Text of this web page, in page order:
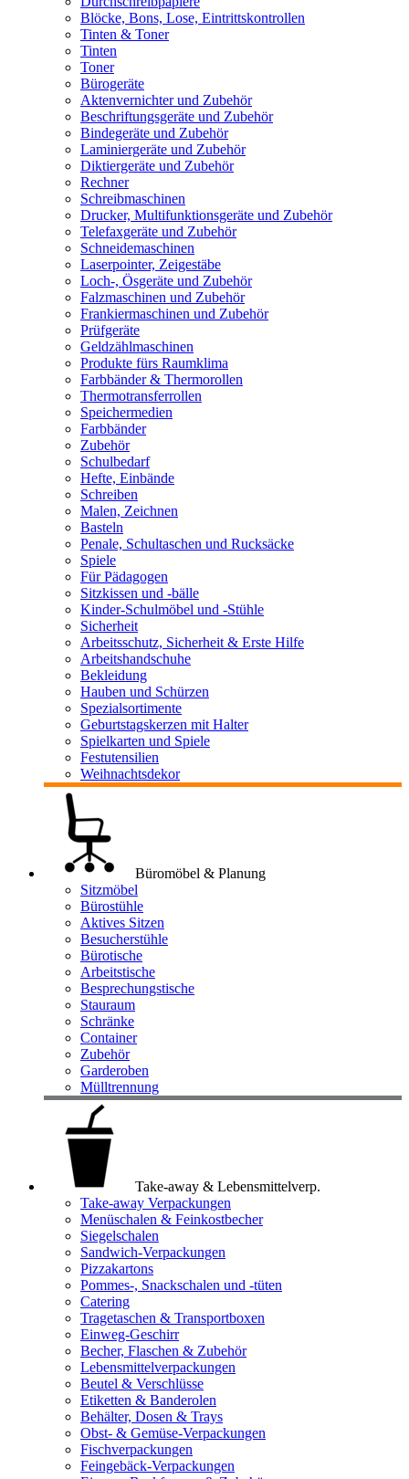
Blöcke, Bons, Lose, Eintrittskontrollen
Tinten & Toner
Tinten
Toner
Bürogeräte
Aktenvernichter und Zubehör
Beschriftungsgeräte und Zubehör
Bindegeräte und Zubehör
Laminiergeräte und Zubehör
Diktiergeräte und Zubehör
Rechner
Schreibmaschinen
Drucker, Multifunktionsgeräte und Zubehör
Telefaxgeräte und Zubehör
Schneidemaschinen
Laserpointer, Zeigestäbe
Loch-, Ösgeräte und Zubehör
Falzmaschinen und Zubehör
Frankiermaschinen und Zubehör
Prüfgeräte
Geldzählmaschinen
Produkte fürs Raumklima
Farbbänder & Thermorollen
Thermotransferrollen
Speichermedien
Farbbänder
Zubehör
Schulbedarf
Hefte, Einbände
Schreiben
Malen, Zeichnen
Basteln
Penale, Schultaschen und Rucksäcke
Spiele
Für Pädagogen
Sitzkissen und -bälle
Kinder-Schulmöbel und -Stühle
Sicherheit
Arbeitsschutz, Sicherheit & Erste Hilfe
Arbeitshandschuhe
Bekleidung
Hauben und Schürzen
Spezialsortimente
Geburtstagskerzen mit Halter
Spielkarten und Spiele
Festutensilien
Weihnachtsdekor
Büromöbel & Planung
Sitzmöbel
Bürostühle
Aktives Sitzen
Besucherstühle
Bürotische
Arbeitstische
Besprechungstische
Stauraum
Schränke
Container
Zubehör
Garderoben
Mülltrennung
Take-away & Lebensmittelverp.
Take-away Verpackungen
Menüschalen & Feinkostbecher
Siegelschalen
Sandwich-Verpackungen
Pizzakartons
Pommes-, Snackschalen und -tüten
Catering
Tragetaschen & Transportboxen
Einweg-Geschirr
Becher, Flaschen & Zubehör
Lebensmittelverpackungen
Beutel & Verschlüsse
Etiketten & Banderolen
Behälter, Dosen & Trays
Obst- & Gemüse-Verpackungen
Fischverpackungen
Feingebäck-Verpackungen